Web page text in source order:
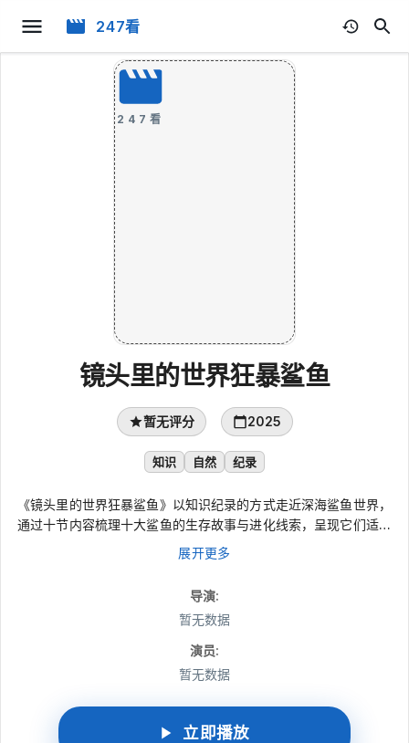
247看
247看
镜头里的世界狂暴鲨鱼
暂无评分 2025
知识 自然 纪录
《镜头里的世界狂暴鲨鱼》以知识纪录的方式走近深海鲨鱼世界，
通过十节内容梳理十大鲨鱼的生存故事与进化线索，呈现它们适应
海洋环境的不同方式。片中从史前巨齿鲨惊人的咬合力谈起，延伸
到大白鲨的真实生态、锤头鲨独特的立体感知，以及格陵兰睡鲨长
展开更多
导演:
暂无数据
演员:
暂无数据
立即播放